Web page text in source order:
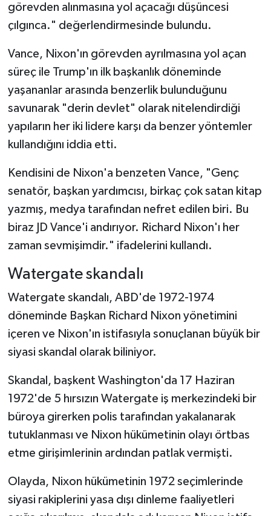
görevden alınmasına yol açacağı düşüncesi
çılgınca." değerlendirmesinde bulundu.
Vance, Nixon'ın görevden ayrılmasına yol açan
süreç ile Trump'ın ilk başkanlık döneminde
yaşananlar arasında benzerlik bulunduğunu
savunarak "derin devlet" olarak nitelendirdiği
yapıların her iki lidere karşı da benzer yöntemler
kullandığını iddia etti.
Kendisini de Nixon'a benzeten Vance, "Genç
senatör, başkan yardımcısı, birkaç çok satan kitap
yazmış, medya tarafından nefret edilen biri. Bu
biraz JD Vance'i andırıyor. Richard Nixon'ı her
zaman sevmişimdir." ifadelerini kullandı.
Watergate skandalı
Watergate skandalı, ABD'de 1972-1974
döneminde Başkan Richard Nixon yönetimini
içeren ve Nixon'ın istifasıyla sonuçlanan büyük bir
siyasi skandal olarak biliniyor.
Skandal, başkent Washington'da 17 Haziran
1972'de 5 hırsızın Watergate iş merkezindeki bir
büroya girerken polis tarafından yakalanarak
tutuklanması ve Nixon hükümetinin olayı örtbas
etme girişimlerinin ardından patlak vermişti.
Olayda, Nixon hükümetinin 1972 seçimlerinde
siyasi rakiplerini yasa dışı dinleme faaliyetleri